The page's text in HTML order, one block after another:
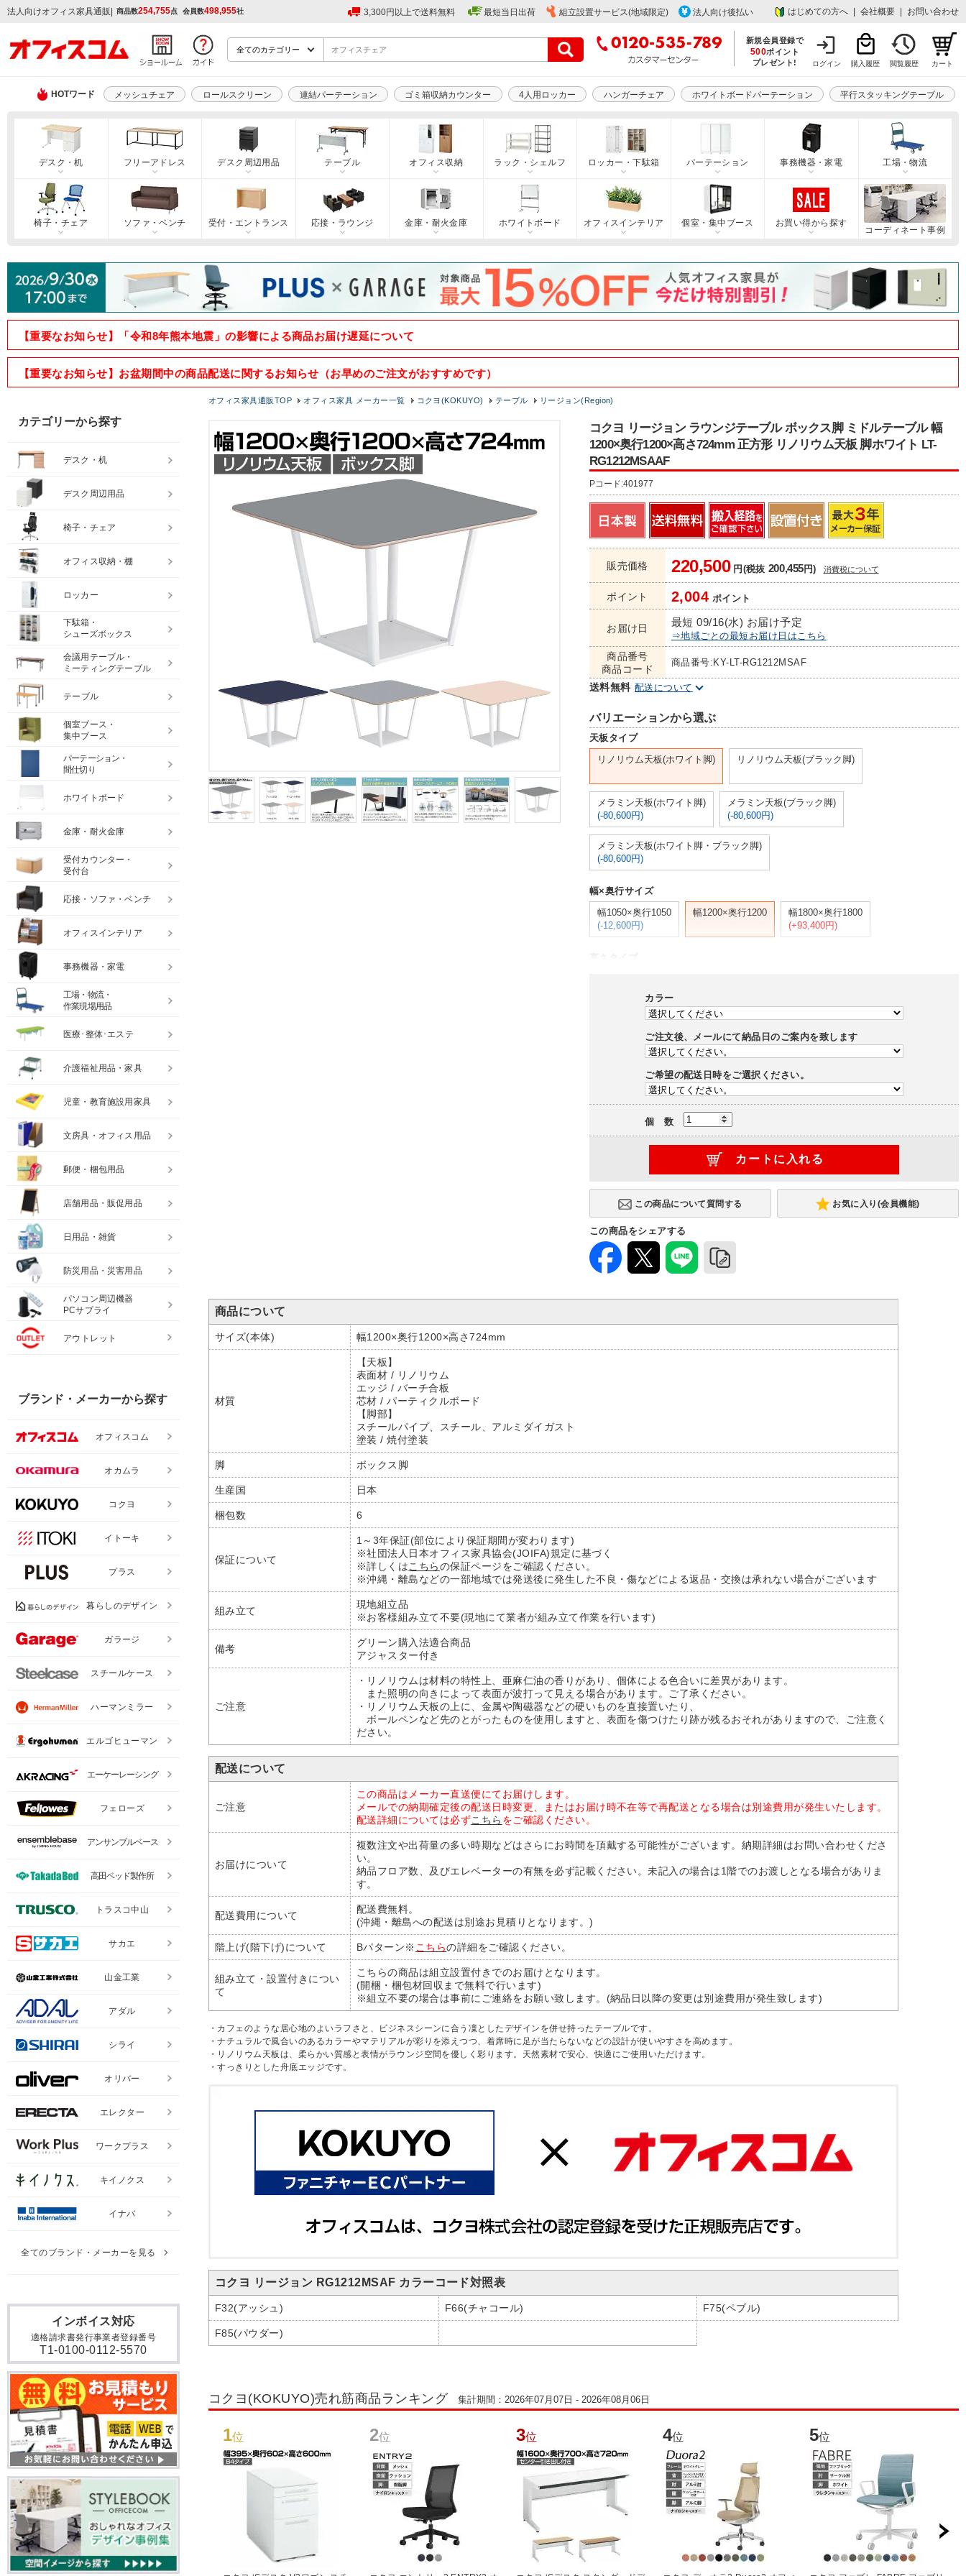
法人向けオフィス家具通販 | 商品数254,755点 会員数498,955社 3,300円以上で送料無料 最短当日出荷 組立設置サービス(地域限定) 法人向け後払い はじめての方へ 会社概要 お問い合わせ
新規会員登録で
500ポイント
プレゼント!
ログイン 購入履歴 閲覧履歴 カート
HOTワード メッシュチェア ロールスクリーン 連結パーテーション ゴミ箱収納カウンター 4人用ロッカー ハンガーチェア ホワイトボードパーテーション 平行スタッキングテーブル
デスク・机 フリーアドレス デスク周辺用品 テーブル オフィス収納 ラック・シェルフ ロッカー・下駄箱 パーテーション 事務機器・家電 工場・物流
椅子・チェア ソファ・ベンチ 受付・エントランス 応接・ラウンジ 金庫・耐火金庫 ホワイトボード オフィスインテリア 個室・集中ブース
お買い得から探す
コーディネート事例
【重要なお知らせ】「令和8年熊本地震」の影響による商品お届け遅延について
【重要なお知らせ】お盆期間中の商品配送に関するお知らせ（お早めのご注文がおすすめです）
オフィス家具通販TOP オフィス家具 メーカー一覧 コクヨ(KOKUYO) テーブル リージョン(Region)
コクヨ リージョン ラウンジテーブル ボックス脚 ミドルテーブル 幅
1200×奥行1200×高さ724mm 正方形 リノリウム天板 脚ホワイト LT-
RG1212MSAAF
Pコード:401977
販売価格 220,500円(税抜 200,455円) 消費税について
ポイント 2,004 ポイント
お届け日 最短 09/16(水) お届け予定
⇒地域ごとの最短お届け日はこちら
商品番号
商品コード
商品番号:KY-LT-RG1212MSAF
送料無料 配送について
バリエーションから選ぶ
天板タイプ
リノリウム天板(ホワイト脚)
リノリウム天板(ブラック脚)
メラミン天板(ホワイト脚)
(-80,600円)
メラミン天板(ブラック脚)
(-80,600円)
メラミン天板(ホワイト脚・ブラック脚)
(-80,600円)
幅×奥行サイズ
幅1050×奥行1050
(-12,600円)
幅1200×奥行1200
幅1800×奥行1800
(+93,400円)
ミドルローテーブル
ローテーブル
-
カラー
ご注文後、メールにて納品日のご案内を致します
ご希望の配送日時をご選択ください。
個 数
お気に入り(会員機能)
この商品をシェアする
商品について
サイズ(本体) 幅1200×奥行1200×高さ724mm
材質
【天板】
表面材 / リノリウム
エッジ / バーチ合板
芯材 / パーティクルボード
【脚部】
スチールパイプ、スチール、アルミダイガスト
塗装 / 焼付塗装
脚 ボックス脚
生産国 日本
梱包数 6
保証について
1～3年保証(部位により保証期間が変わります)
※社団法人日本オフィス家具協会(JOIFA)規定に基づく
※詳しくはこちらの保証ページをご確認ください。
※沖縄・離島などの一部地域では発送後に発生した不良・傷などによる返品・交換は承れない場合がございます
組み立て
現地組立品
※お客様組み立て不要(現地にて業者が組み立て作業を行います)
備考
グリーン購入法適合商品
アジャスター付き
ご注意
・リノリウムは材料の特性上、亜麻仁油の香りがあり、個体による色合いに差異があります。
また照明の向きによって表面が波打って見える場合があります。ご了承ください。
・リノリウム天板の上に、金属や陶磁器などの硬いものを直接置いたり、
ボールペンなど先のとがったものを使用しますと、表面を傷つけたり跡が残るおそれがありますので、ご注意く
ださい。
配送について
ご注意
この商品はメーカー直送便にてお届けします。
メールでの納期確定後の配送日時変更、またはお届け時不在等で再配送となる場合は別途費用が発生いたします。
配送詳細については必ずこちら をご確認ください。
お届けについて
複数注文や出荷量の多い時期などはさらにお時間を頂戴する可能性がございます。納期詳細はお問い合わせくださ
い。
納品フロア数、及びエレベーターの有無を必ず記載ください。未記入の場合は1階でのお渡しとなる場合がありま
す。
配送費用について
配送費無料。
(沖縄・離島への配送は別途お見積りとなります。)
階上げ(階下げ)について Bパターン※ こちらの詳細をご確認ください。
組み立て・設置付きについ
て
こちらの商品は組立設置付きでのお届けとなります。
(開梱・梱包材回収まで無料で行います)
※組立不要の場合は事前にご連絡をお願い致します。(納品日以降の変更は別途費用が発生致します)
・カフェのような居心地のよいラフさと、ビジネスシーンに合う凜としたデザインを併せ持ったテーブルです。
・ナチュラルで風合いのあるカラーやマテリアルが彩りを添えつつ、着席時に足が当たらないなどの設計が使いやすさを高めます。
・リノリウム天板は、柔らかい質感と表情がラウンジ空間を優しく彩ります。天然素材で安心、快適にご使用いただけます。
・すっきりとした舟底エッジです。
コクヨ リージョン RG1212MSAF カラーコード対照表
F32(アッシュ) F66(チャコール) F75(ペブル)
F85(パウダー)
コクヨ(KOKUYO)売れ筋商品ランキング 集計期間：2026年07月07日 - 2026年08月06日
1位 2位 3位 4位 5位
インボイス対応
適格請求書発行事業者登録番号
T1-0100-0112-5570
カテゴリーから探す
デスク・机
デスク周辺用品
椅子・チェア
オフィス収納・棚
ロッカー
下駄箱・
シューズボックス
会議用テーブル・
ミーティングテーブル
テーブル
個室ブース・
集中ブース
パーテーション・
間仕切り
ホワイトボード
金庫・耐火金庫
受付カウンター・
受付台
応接・ソファ・ベンチ
オフィスインテリア
事務機器・家電
工場・物流・
作業現場用品
医療･整体･エステ
介護福祉用品・家具
児童・教育施設用家具
文房具・オフィス用品
郵便・梱包用品
店舗用品・販促用品
日用品・雑貨
防災用品・災害用品
パソコン周辺機器
PCサプライ
アウトレット
ブランド・メーカーから探す
オフィスコム
オカムラ
コクヨ
イトーキ
プラス
暮らしのデザイン
ガラージ
スチールケース
ハーマンミラー
エルゴヒューマン
エーケーレーシング
フェローズ
アンサンブルベース
高田ベッド製作所
トラスコ中山
サカエ
山金工業
アダル
シライ
オリバー
エレクター
ワークプラス
キイノクス
イナバ
全てのブランド・メーカーを見る